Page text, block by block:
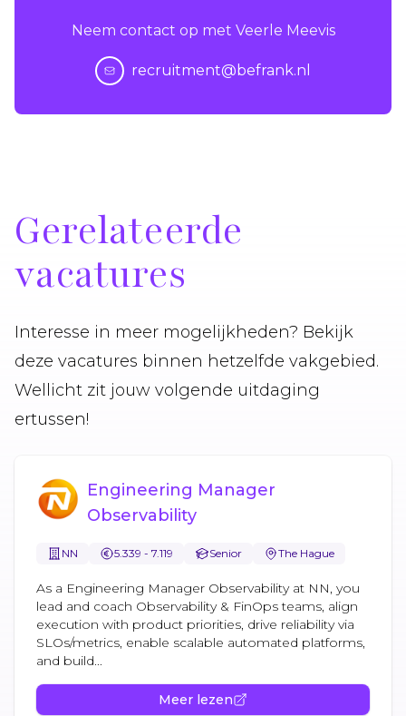
Neem contact op met Veerle Meevis
recruitment@befrank.nl
Gerelateerde
vacatures
Interesse in meer mogelijkheden? Bekijk
deze vacatures binnen hetzelfde vakgebied.
Wellicht zit jouw volgende uitdaging
ertussen!
Engineering Manager
Observability
NN 5.339 - 7.119 Senior The Hague
As a Engineering Manager Observability at NN, you
lead and coach Observability & FinOps teams, align
execution with product priorities, drive reliability via
SLOs/metrics, enable scalable automated platforms,
and build...
Meer lezen